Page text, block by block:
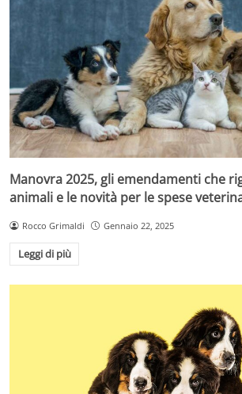
Manovra 2025, gli emendamenti che
animali e le novità per le spese
Rocco Grimaldi Gennaio 22, 2025
Leggi di più